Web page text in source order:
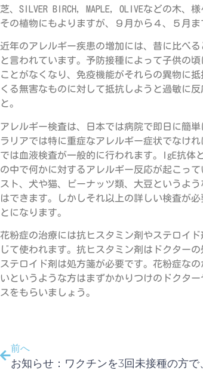
芝、SILVER BIRCH, MAPLE, OLIVEなどの木
その植物にもよりますが、９月から４、５月ま
近年のアレルギー疾患の増加には、昔に比べ
と言われています。予防接種によって子供の
ことがなくなり、免疫機能がそれらの異物に
くる無害なものに対して抵抗しようと過敏に
と。
アレルギー検査は、日本では病院で即日に簡
ラリアでは特に重症なアレルギー症状でなけ
では血液検査が一般的に行われます。IgE抗体
の中で何かに対するアレルギー反応が起こっ
スト、犬や猫、ピーナッツ類、大豆というよ
はできます。しかしそれ以上の詳しい検査が
とになります。
花粉症の治療には抗ヒスタミン剤やステロイ
じて使われます。抗ヒスタミン剤はドクター
ステロイド剤は処方箋が必要です。花粉症な
いというような方はまずかかりつけのドクタ
スをもらいましょう。
前へ